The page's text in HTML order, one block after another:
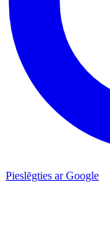
Pieslēgties ar Google